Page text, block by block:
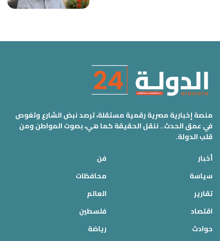
منصة إخبارية مصرية رقمية مستقلة، ترصد نبض الشارع وتغوص
في عمق الحدث.. ننقل الحقيقة كما هي، بصوت المواطن ومن
قلب الدولة.
أخبار
سياسة
تقارير
اقتصاد
حوادث
فن
محافظات
العالم
فلسطين
رياضة